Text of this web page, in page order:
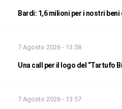
Bardi: 1,6 milioni per i nostri
7 Agosto 2026 - 13:58
Una call per il logo del “Tartufo
7 Agosto 2026 - 13:57